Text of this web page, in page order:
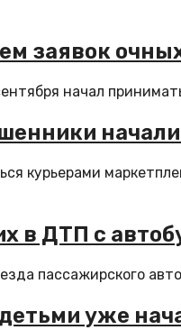
заявок
начал
курьерами
в ДТП с
пассажирского
детьми уже